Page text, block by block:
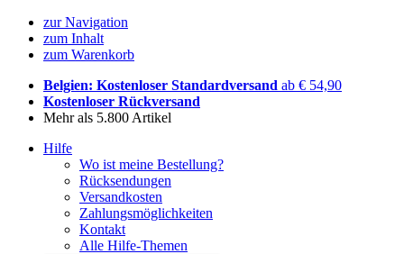
zur Navigation
zum Inhalt
zum Warenkorb
Belgien: Kostenloser Standardversand ab € 54,90
Kostenloser Rückversand
Mehr als 5.800 Artikel
Hilfe
Wo ist meine Bestellung?
Rücksendungen
Versandkosten
Zahlungsmöglichkeiten
Kontakt
Alle Hilfe-Themen